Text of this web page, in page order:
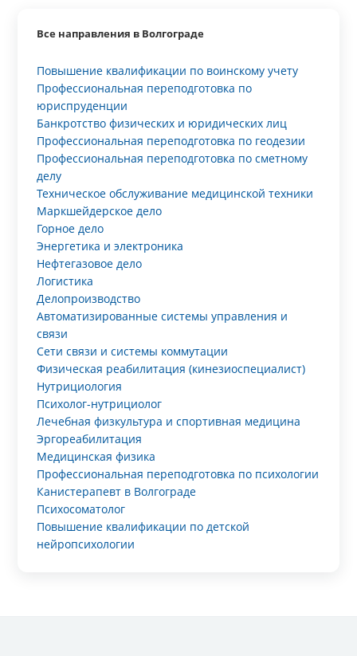
Все направления в Волгограде
Повышение квалификации по воинскому учету
Профессиональная переподготовка по
юриспруденции
Банкротство физических и юридических лиц
Профессиональная переподготовка по геодезии
Профессиональная переподготовка по сметному
делу
Техническое обслуживание медицинской техники
Маркшейдерское дело
Горное дело
Энергетика и электроника
Нефтегазовое дело
Логистика
Делопроизводство
Автоматизированные системы управления и
связи
Сети связи и системы коммутации
Физическая реабилитация (кинезиоспециалист)
Нутрициология
Психолог-нутрициолог
Лечебная физкультура и спортивная медицина
Эргореабилитация
Медицинская физика
Профессиональная переподготовка по психологии
Канистерапевт в Волгограде
Психосоматолог
Повышение квалификации по детской
нейропсихологии